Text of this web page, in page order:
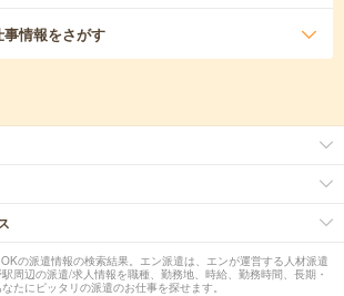
事情報をさがす
の派遣情報の検索結果。エン派遣は、エンが運営する人材派遣
周辺の派遣/求人情報を職種、勤務地、時給、勤務時間、長期・
たにピッタリの派遣のお仕事を探せます。